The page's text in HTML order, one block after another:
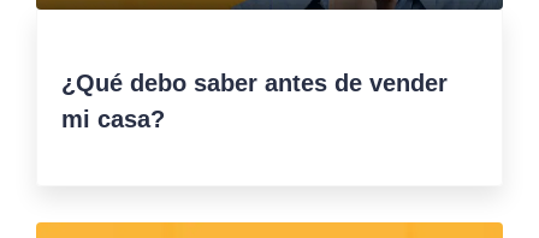
¿Qué debo saber antes de vender
mi casa?